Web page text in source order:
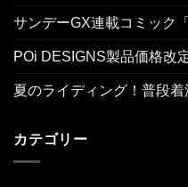
サンデーGX連載コミック
POi DESIGNS製品価格改
夏のライディング！普段着
カテゴリー